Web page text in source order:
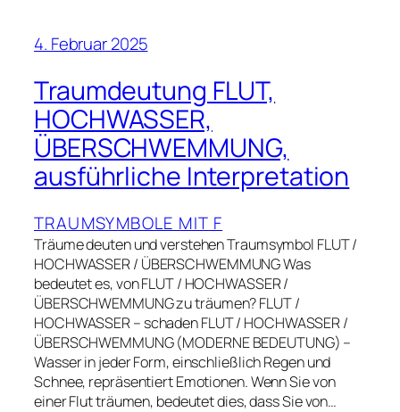
4. Februar 2025
Traumdeutung FLUT,
HOCHWASSER,
ÜBERSCHWEMMUNG,
ausführliche Interpretation
TRAUMSYMBOLE MIT F
Träume deuten und verstehen Traumsymbol FLUT /
HOCHWASSER / ÜBERSCHWEMMUNG Was
bedeutet es, von FLUT / HOCHWASSER /
ÜBERSCHWEMMUNG zu träumen? FLUT /
HOCHWASSER – schaden FLUT / HOCHWASSER /
ÜBERSCHWEMMUNG (MODERNE BEDEUTUNG) –
Wasser in jeder Form, einschließlich Regen und
Schnee, repräsentiert Emotionen. Wenn Sie von
einer Flut träumen, bedeutet dies, dass Sie von…